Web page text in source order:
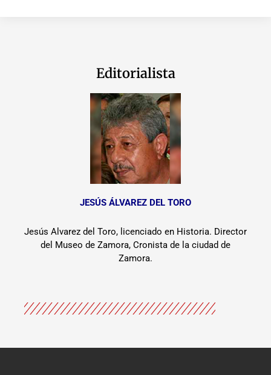
Editorialista
JESÚS ÁLVAREZ DEL TORO
Jesús Alvarez del Toro, licenciado en Historia. Director
del Museo de Zamora, Cronista de la ciudad de
Zamora.